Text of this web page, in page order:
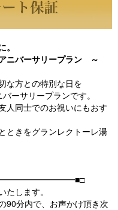
ーサリープラン ～
な方との特別な日を
ーサリープランです。
人同士でのお祝いにもおす
ときをグランレクトーレ湯
━━━━━━━━━■□
します。
90分内で、お声かけ頂き次